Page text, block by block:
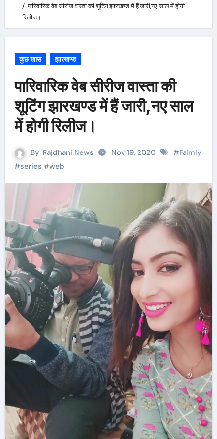
पारिवारिक वेब सीरीज वास्ता की शूटिंग झारखण्ड में हैं जारी,नए साल में होगी
रिलीज।
कुछ खास झारखण्ड
पारिवारिक वेब सीरीज वास्ता की
शूटिंग झारखण्ड में हैं जारी,नए साल
में होगी रिलीज।
By Rajdhani News Nov 19, 2020 #Faimly
#series #web